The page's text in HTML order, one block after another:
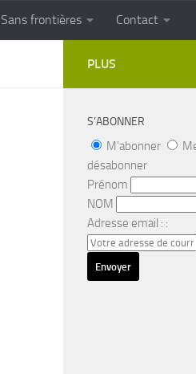
Cuisine populaire des terroirs
Sans frontières Contact
PLUS
S’ABONNER
M'abonner
désabonner
Prénom
NOM
Adresse email : :